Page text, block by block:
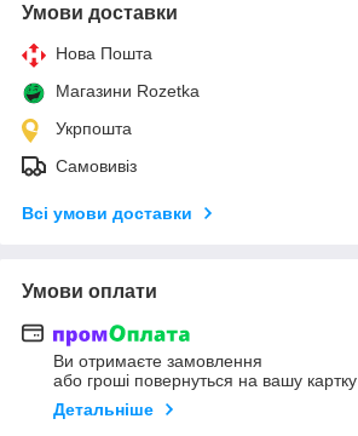
Умови доставки
Нова Пошта
Магазини Rozetka
Укрпошта
Самовивіз
Всі умови доставки
Умови оплати
Ви отримаєте замовлення
або гроші повернуться на вашу картку
Детальніше